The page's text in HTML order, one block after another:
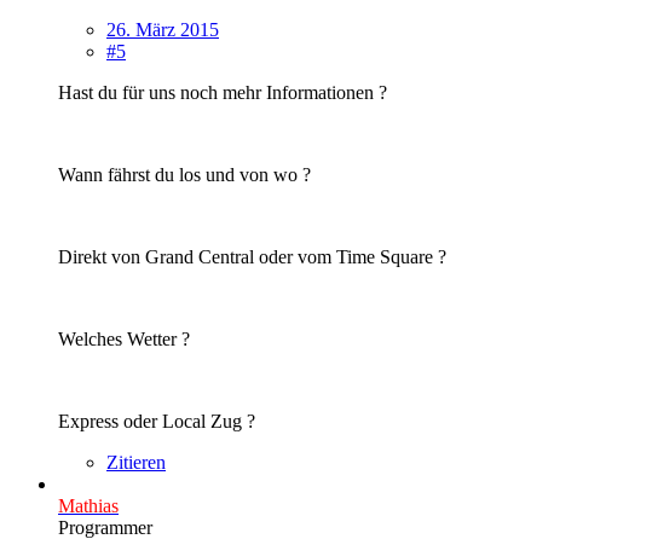
26. März 2015
#5
Hast du für uns noch mehr Informationen ?
Wann fährst du los und von wo ?
Direkt von Grand Central oder vom Time Square ?
Welches Wetter ?
Express oder Local Zug ?
Zitieren
Mathias
Programmer